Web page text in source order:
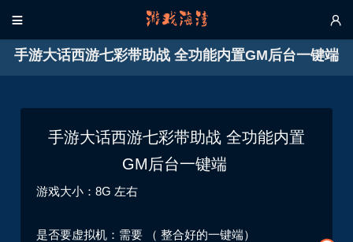
 
手游大话西游七彩带助战 全功能内置GM后台一键端
手游大话西游七彩带助战 全功能内置
GM后台一键端
游戏大小：8G 左右
是否要虚拟机：需要 （ 整合好的一键端）